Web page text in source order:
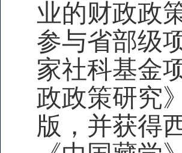
业的财政政
参与省部级
家社科基金
政政策研究
版，并获得